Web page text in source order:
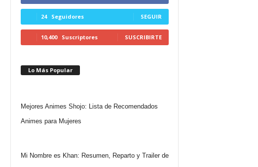
24 Seguidores SEGUIR
10,400 Suscriptores SUSCRIBIRTE
Lo Más Popular
Mejores Animes Shojo: Lista de Recomendados
Animes para Mujeres
Mi Nombre es Khan: Resumen, Reparto y Trailer de